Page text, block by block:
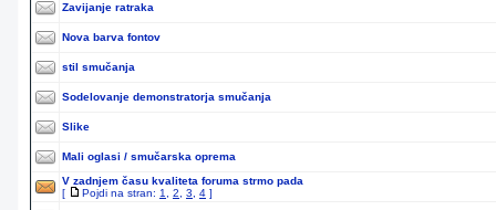
Zavijanje ratraka
Nova barva fontov
stil smučanja
Sodelovanje demonstratorja smučanja
Slike
Mali oglasi / smučarska oprema
V zadnjem času kvaliteta foruma strmo pada
[
Pojdi na stran: 1 2 3 4 ]